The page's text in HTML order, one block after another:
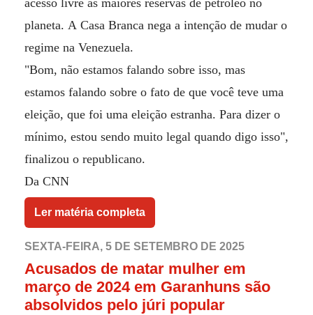
acesso livre às maiores reservas de petróleo no
planeta. A Casa Branca nega a intenção de mudar o
regime na Venezuela.
"Bom, não estamos falando sobre isso, mas
estamos falando sobre o fato de que você teve uma
eleição, que foi uma eleição estranha. Para dizer o
mínimo, estou sendo muito legal quando digo isso",
finalizou o republicano.
Da CNN
Ler matéria completa
SEXTA-FEIRA, 5 DE SETEMBRO DE 2025
Acusados de matar mulher em
março de 2024 em Garanhuns são
absolvidos pelo júri popular